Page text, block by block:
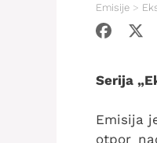
Emisije >
Serija
Emisija
otpor